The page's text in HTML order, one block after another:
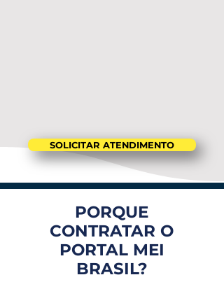
SOLICITAR ATENDIMENTO
PORQUE
CONTRATAR O
PORTAL MEI
BRASIL?